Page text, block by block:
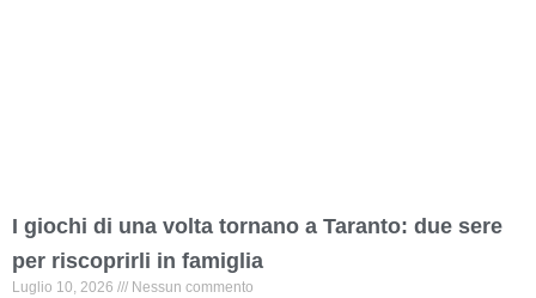
I giochi di una volta tornano a Taranto: due sere
per riscoprirli in famiglia
Luglio 10, 2026 Nessun commento